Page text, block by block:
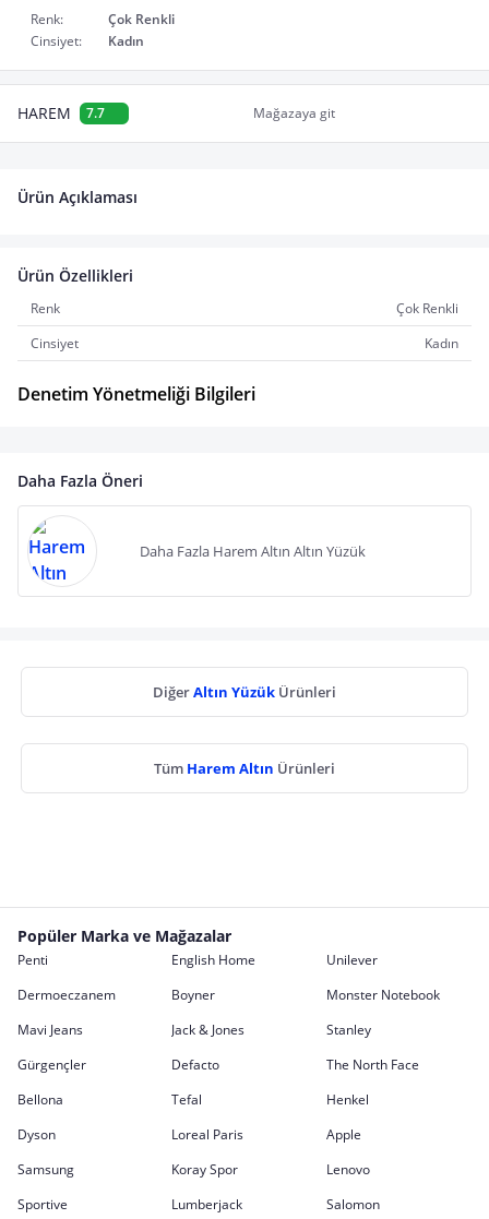
Renk:
Çok Renkli
Cinsiyet:
Kadın
HAREM 7.7 Mağazaya git
Ürün Açıklaması
Ürün Özellikleri
Renk
Çok Renkli
Cinsiyet
Kadın
Denetim Yönetmeliği Bilgileri
Daha Fazla Öneri
Daha Fazla Harem Altın Altın Yüzük
DiğerAltın Yüzük Ürünleri
Tüm Harem Altın Ürünleri
Popüler Marka ve Mağazalar
Penti English Home
Unilever
Dermoeczanem
Boyner
Monster Notebook
Mavi Jeans
Jack & Jones
Stanley
Gürgençler
Defacto
The North Face
Bellona
Tefal
Henkel
Dyson
Loreal Paris
Apple
Samsung
Koray Spor
Lenovo
Sportive
Lumberjack Salomon